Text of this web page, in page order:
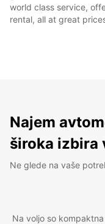
world class service,
rental, all at great
Najem
široka izbira
Ne glede na vaše
Na voljo so